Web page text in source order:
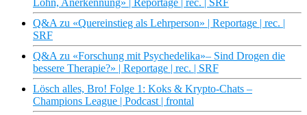
Lohn, Anerkennung» | Reportage | rec. | SRF
Q&A zu «Quereinstieg als Lehrperson» | Reportage | rec. |
SRF
Q&A zu «Forschung mit Psychedelika»– Sind Drogen die
bessere Therapie?» | Reportage | rec. | SRF
Lösch alles, Bro! Folge 1: Koks & Krypto-Chats –
Champions League | Podcast | frontal